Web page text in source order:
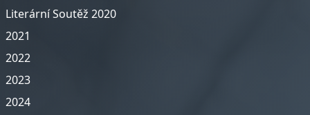
Literární Soutěž 2020
2021
2022
2023
2024